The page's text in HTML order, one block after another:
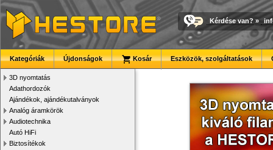
Kérdése van? »
Kategóriák Újdonságok Kosár Eszközök, szolgáltatások
3D nyomtatás
Adathordozók
Ajándékok, ajándékutalványok
Analóg áramkörök
Audiotechnika
Autó HiFi
Biztosítékok
Modulvilág
Megbízható
3D nyomtató